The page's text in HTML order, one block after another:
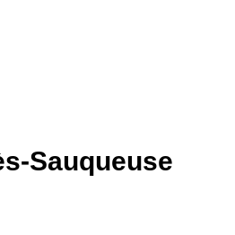
Sauqueuse